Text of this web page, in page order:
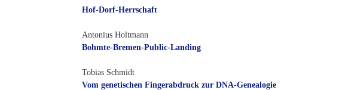
Hof-Dorf-Herrschaft
Antonius Holtmann
Bohmte-Bremen-Public-Landing
Tobias Schmidt
Vom genetischen Fingerabdruck zur DNA-Genealogie